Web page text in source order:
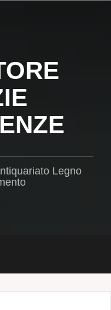
Legno